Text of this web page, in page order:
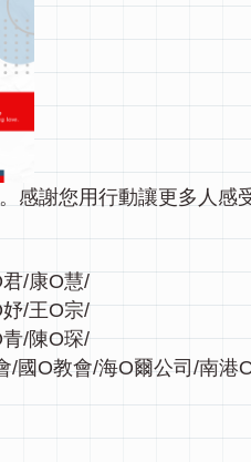
感謝您用行動讓更多人感
/康O慧/
/王O宗/
/陳O琛/
/國O教會/海O爾公司/南港